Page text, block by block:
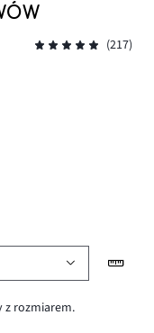
(217)
z rozmiarem.